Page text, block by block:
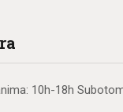
10h-18h